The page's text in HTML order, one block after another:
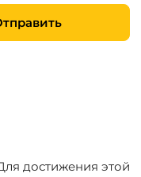
достижения этой